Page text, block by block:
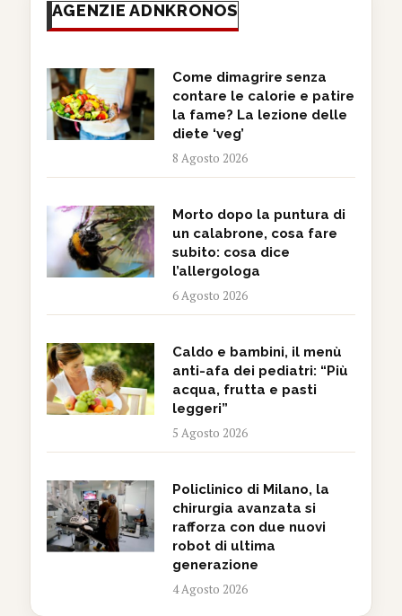
AGENZIE ADNKRONOS
Come dimagrire senza
contare le calorie e patire
la fame? La lezione delle
diete ‘veg’
8 Agosto 2026
Morto dopo la puntura di
un calabrone, cosa fare
subito: cosa dice
l’allergologa
6 Agosto 2026
Caldo e bambini, il menù
anti-afa dei pediatri: “Più
acqua, frutta e pasti
leggeri”
5 Agosto 2026
Policlinico di Milano, la
chirurgia avanzata si
rafforza con due nuovi
robot di ultima
generazione
4 Agosto 2026